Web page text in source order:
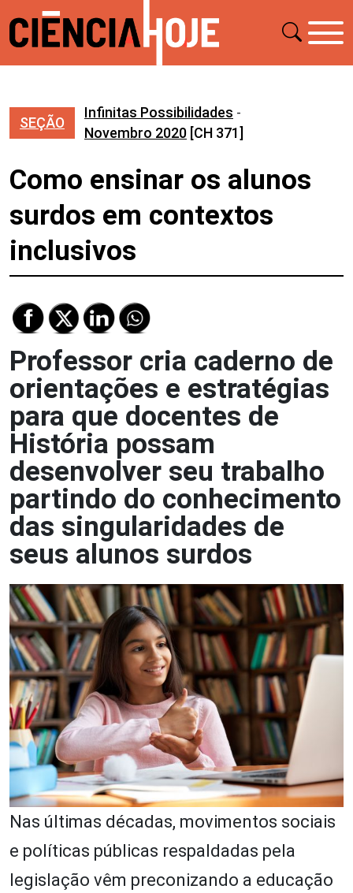
SEÇÃO
Infinitas Possibilidades -
Novembro 2020 [CH 371]
Como ensinar os alunos
surdos em contextos
inclusivos
Professor cria caderno de
orientações e estratégias
para que docentes de
História possam
desenvolver seu trabalho
partindo do conhecimento
das singularidades de
seus alunos surdos
Nas últimas décadas, movimentos sociais
e políticas públicas respaldadas pela
legislação vêm preconizando a educação